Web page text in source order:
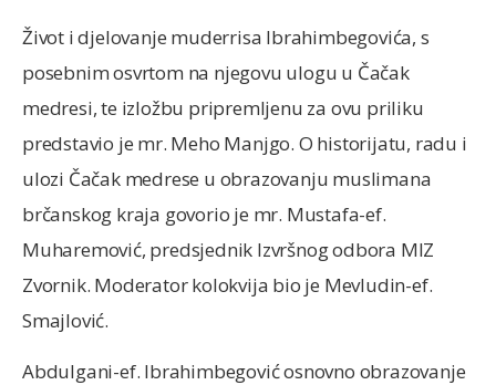
Život i djelovanje muderrisa Ibrahimbegovića, s
posebnim osvrtom na njegovu ulogu u Čačak
medresi, te izložbu pripremljenu za ovu priliku
predstavio je mr. Meho Manjgo. O historijatu, radu i
ulozi Čačak medrese u obrazovanju muslimana
brčanskog kraja govorio je mr. Mustafa-ef.
Muharemović, predsjednik Izvršnog odbora MIZ
Zvornik. Moderator kolokvija bio je Mevludin-ef.
Smajlović.
Abdulgani-ef. Ibrahimbegović osnovno obrazovanje